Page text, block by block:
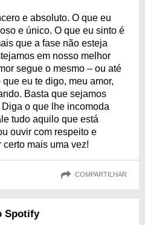
e absoluto. O que eu
e único. O que eu sinto é
que a fase não esteja
em nosso melhor
segue o mesmo – ou até
eu te digo, meu amor,
Basta que sejamos
o que lhe incomoda
tudo aquilo que está
ouvir com respeito e
mais uma vez!
COMPARTILHAR
Spotify